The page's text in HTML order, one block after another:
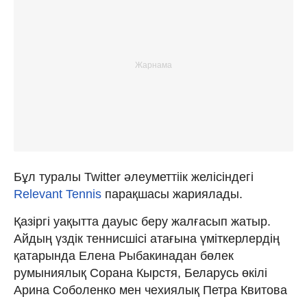
Бұл туралы Twitter әлеуметтіік желісіндегі
Relevant Tennis парақшасы жариялады.
Қазіргі уақытта дауыс беру жалғасып жатыр.
Айдың үздік теннисшісі атағына үміткерлердің
қатарында Елена Рыбакинадан бөлек
румыниялық Сорана Кырстя, Беларусь өкілі
Арина Соболенко мен чехиялық Петра Квитова